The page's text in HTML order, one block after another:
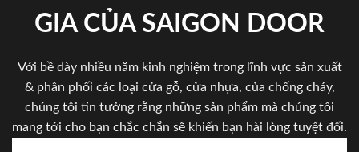
GIA CỦA SAIGON DOOR
Với bề dày nhiều năm kinh nghiệm trong lĩnh vực sản xuất
& phân phối các loại cửa gỗ, cửa nhựa, của chống cháy,
chúng tôi tin tưởng rằng những sản phẩm mà chúng tôi
mang tới cho bạn chắc chắn sẽ khiến bạn hài lòng tuyệt đối.